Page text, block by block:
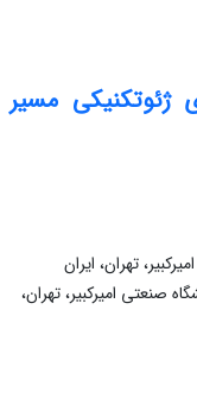
ژئوتکنیکی مسیر
تهران، ایران
صنعتی امیرکبیر، تهران،